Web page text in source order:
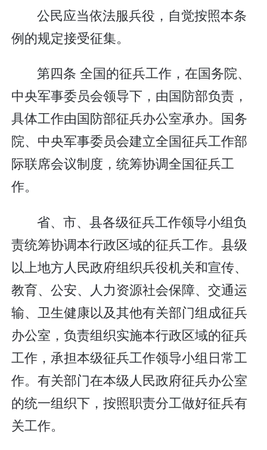
公民应当依法服兵役，自觉按照本条
例的规定接受征集。
第四条 全国的征兵工作，在国务院、
中央军事委员会领导下，由国防部负责，
具体工作由国防部征兵办公室承办。国务
院、中央军事委员会建立全国征兵工作部
际联席会议制度，统筹协调全国征兵工
作。
省、市、县各级征兵工作领导小组负
责统筹协调本行政区域的征兵工作。县级
以上地方人民政府组织兵役机关和宣传、
教育、公安、人力资源社会保障、交通运
输、卫生健康以及其他有关部门组成征兵
办公室，负责组织实施本行政区域的征兵
工作，承担本级征兵工作领导小组日常工
作。有关部门在本级人民政府征兵办公室
的统一组织下，按照职责分工做好征兵有
关工作。